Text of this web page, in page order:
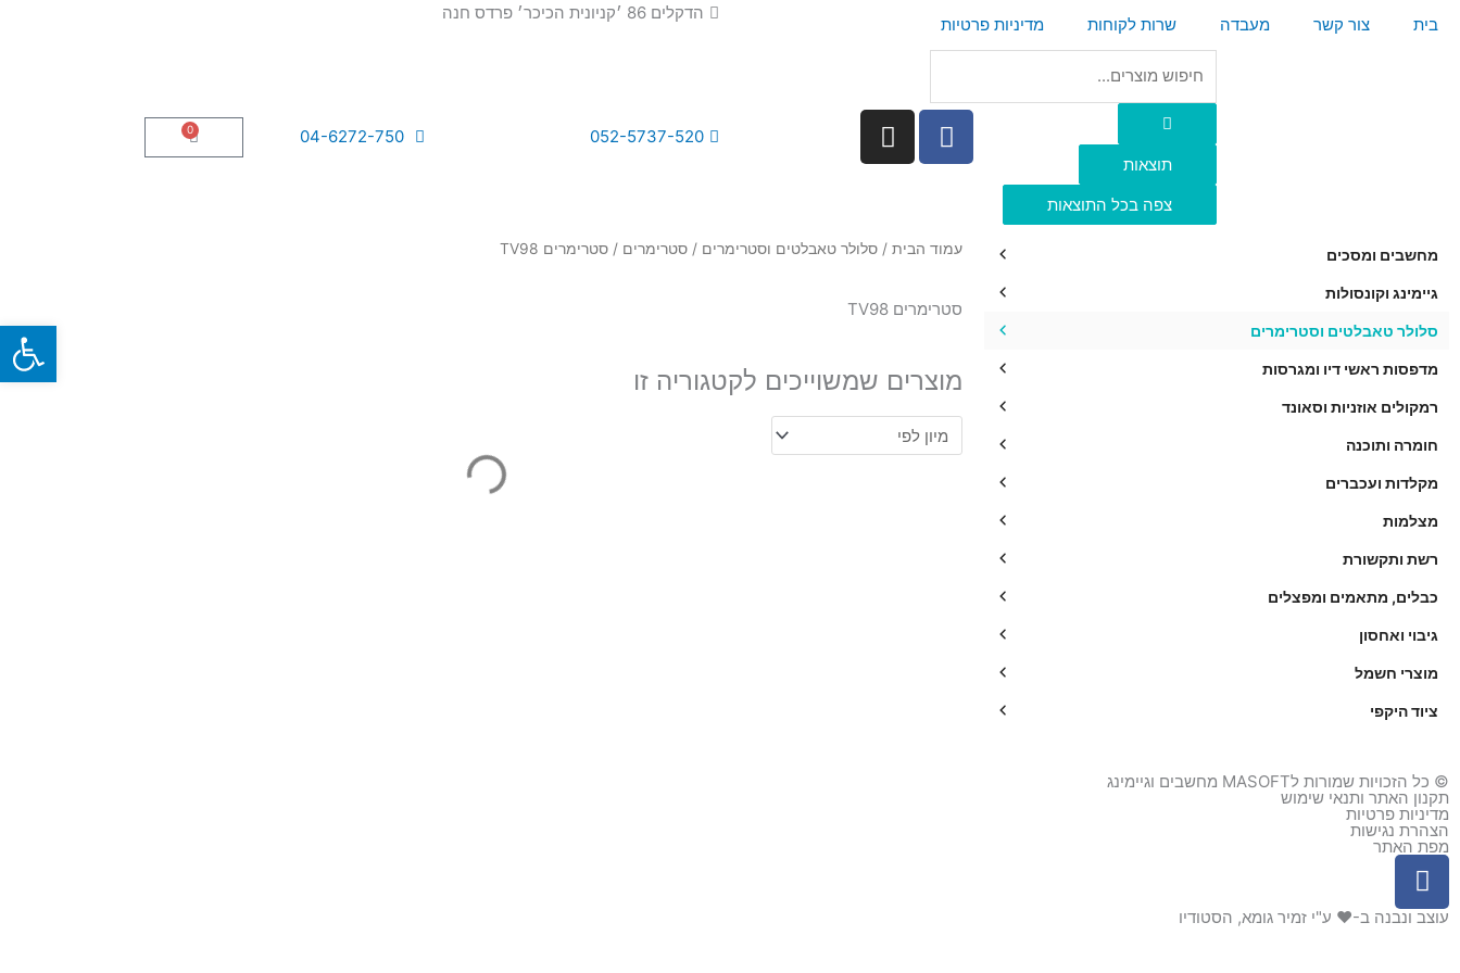
לתוכן
בית צור קשר מעבדה שרות לקוחות מדיניות פרטיות
הדקלים 86 ׳קניונית הכיכר׳ פרדס חנה
תוצאות
צפה בכל התוצאות
F
a
o
k
I
n
g
a
052-5737-520
04-6272-750
0
עגלת
קניות
מחשבים ומסכים
גיימינג וקונסולות
סלולר טאבלטים וסטרימרים
מדפסות ראשי דיו ומגרסות
רמקולים אוזניות וסאונד
חומרה ותוכנה
מקלדות ועכברים
מצלמות
רשת ותקשורת
כבלים, מתאמים ומפצלים
גיבוי ואחסון
מוצרי חשמל
ציוד היקפי
עמוד הבית/ סלולר טאבלטים וסטרימרים / סטרימרים / סטרימרים TV98
סטרימרים TV98
מוצרים שמשוייכים לקטגוריה זו
© כל הזכויות שמורות לMASOFT מחשבים וגיימינג
תקנון האתר ותנאי שימוש
מדיניות פרטיות
הצהרת נגישות
מפת האתר
F
a
c
עוצב ונבנה ב-♥︎ ע"י זמיר גומא, הסטודיו